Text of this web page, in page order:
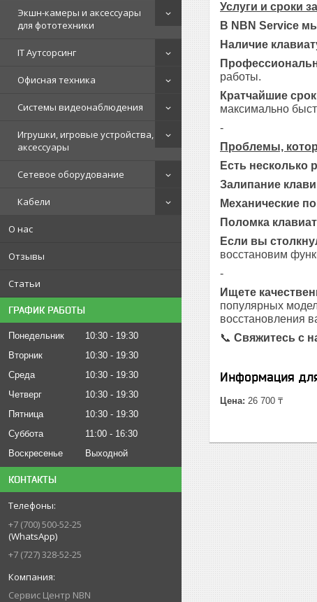
Экшн-камеры и аксессуары
для фототехники
IT Аутсорсинг
Офисная техника
Системы видеонаблюдения
Игрушки, игровые устройства,
аксессуары
Сетевое оборудование
Кабели
О нас
Отзывы
Статьи
ГРАФИК РАБОТЫ
Понедельник 10:30
19:30
Вторник
10:30
19:30
Среда
10:30
19:30
Четверг
10:30
19:30
Пятница
10:30
19:30
Суббота
11:00
16:30
Воскресенье
Выходной
КОНТАКТЫ
+7 (700) 500-52-25
(WhatsApp)
+7 (727) 328-52-25
Сервис Центр NBN
Услуги и сроки
В NBN Service
Наличие
работы.
Кратчайшие
максимально
-
Проблемы,
Есть несколько
Залипание
Механические
Поломка
Если вы
восстановим
-
Ищете
популярных
восстановления
📞 Свяжитесь с
Информация
Цена: 26 700 ₸